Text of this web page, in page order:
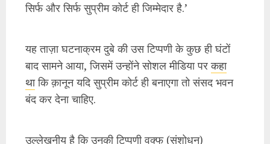
सिर्फ और सिर्फ सुप्रीम कोर्ट ही जिम्मेदार है.’
यह ताज़ा घटनाक्रम दुबे की उस टिप्पणी के कुछ ही घंटों
बाद सामने आया, जिसमें उन्होंने सोशल मीडिया परकहा
थाकि क़ानून यदि सुप्रीम कोर्ट ही बनाएगा तो संसद भवन
बंद कर देना चाहिए.
उल्लेखनीय है कि उनकी टिप्पणी वक्फ (संशोधन)